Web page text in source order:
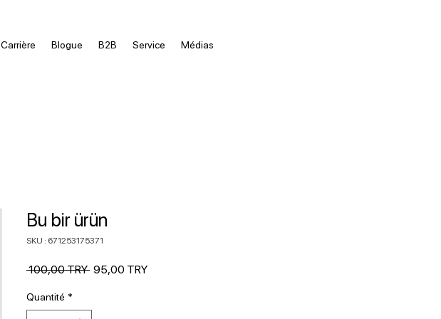
Carrière Blogue B2B Service Médias
Bu bir ürün
SKU : 671253175371
100,00 TRY Prix
95,00 TRYPrix
Quantité *